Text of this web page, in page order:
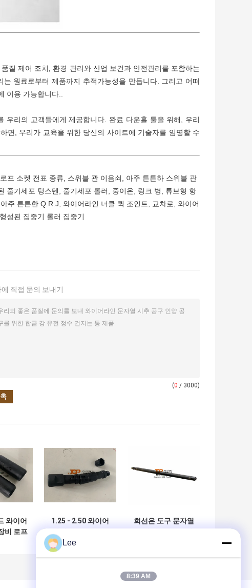
질 제어 조치, 환경 관리와 산업 보건과 안전관리를 포함하는
원료로부터 제품까지 추적가능성을 만듭니다. 그리고 어떠
이용 가능합니다..
우리의 고객들에게 제공합니다. 완료 다운홀 툴을 위해, 우리
면, 우리가 교육을 위한 당신의 사이트에 기술자를 임명할 수
프 소켓 전표 종류, 스위블 관 이음쇠, 아주 튼튼하 스위블 관
줄기세포 텅스텐, 줄기세포 롤러, 중이온, 링크 병, 튜브형 항
주 튼튼한 Q.R.J, 와이어라인 너클 퀵 조인트, 교차로, 와이어
성된 집중기 롤러 집중기
에 직접 문의 보내기
(0 / 3000)
와이어
비 로프
1.25 - 2.50 와이어
작동을 위한 스위블
관 이음쇠를 묶습니
회선은 도구 문자열
Lee
8:39 AM